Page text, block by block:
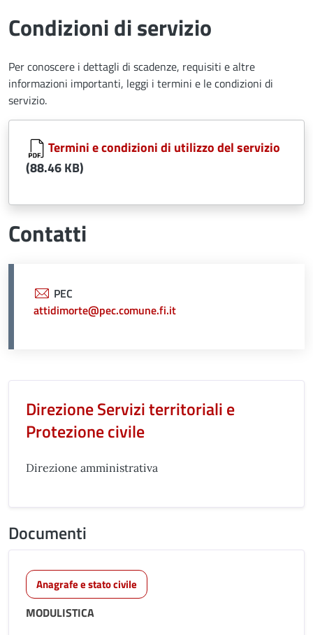
Condizioni di servizio
Per conoscere i dettagli di scadenze, requisiti e altre
informazioni importanti, leggi i termini e le condizioni di
servizio.
Document
Termini e condizioni di utilizzo del servizio
(88.46 KB)
Contatti
PEC
attidimorte@pec.comune.fi.it
Direzione Servizi territoriali e
Protezione civile
Direzione amministrativa
Documenti
Anagrafe e stato civile
MODULISTICA